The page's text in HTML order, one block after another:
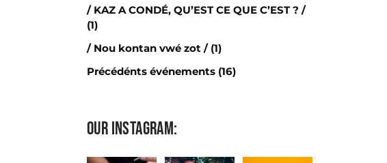
/ KAZ A CONDÉ, QU’EST CE QUE C’EST ? /
(1)
/ Nou kontan vwé zot /(1)
Précédénts événements (16)
Our Instagram: